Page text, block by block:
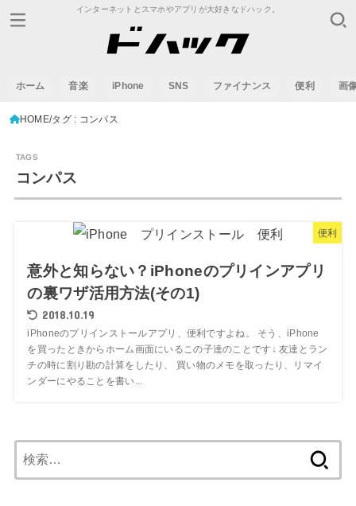
インターネットとスマホやアプリが大好きなドハック。
ホーム 音楽 iPhone SNS ファイナンス 便利 画
HOME タグ : コンパス
コンパス
便利
意外と知らない？iPhoneのプリインアプリ
の裏ワザ活用方法(その1)
2018.10.19
iPhoneのプリインストールアプリ、便利ですよね。 そう、iPhone
を買ったときからホーム画面にいるこの子達のことです↓ 友達とラン
チの時に割り勘の計算をしたり、 買い物のメモを取ったり、リマイ
ンダーにやることを書い...
索: